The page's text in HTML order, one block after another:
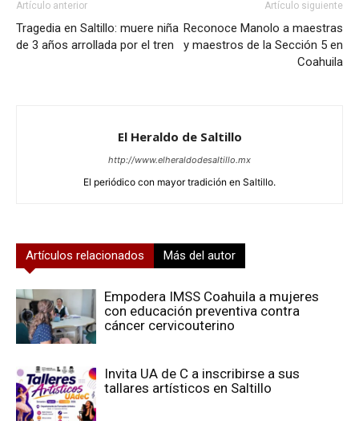
Artículo anterior
Tragedia en Saltillo: muere niña
de 3 años arrollada por el tren
Artículo siguiente
Reconoce Manolo a maestras
y maestros de la Sección 5 en
Coahuila
El Heraldo de Saltillo
http://www.elheraldodesaltillo.mx
El periódico con mayor tradición en Saltillo.
Artículos relacionados Más del autor
Empodera IMSS Coahuila a mujeres
con educación preventiva contra
cáncer cervicouterino
Invita UA de C a inscribirse a sus
tallares artísticos en Saltillo